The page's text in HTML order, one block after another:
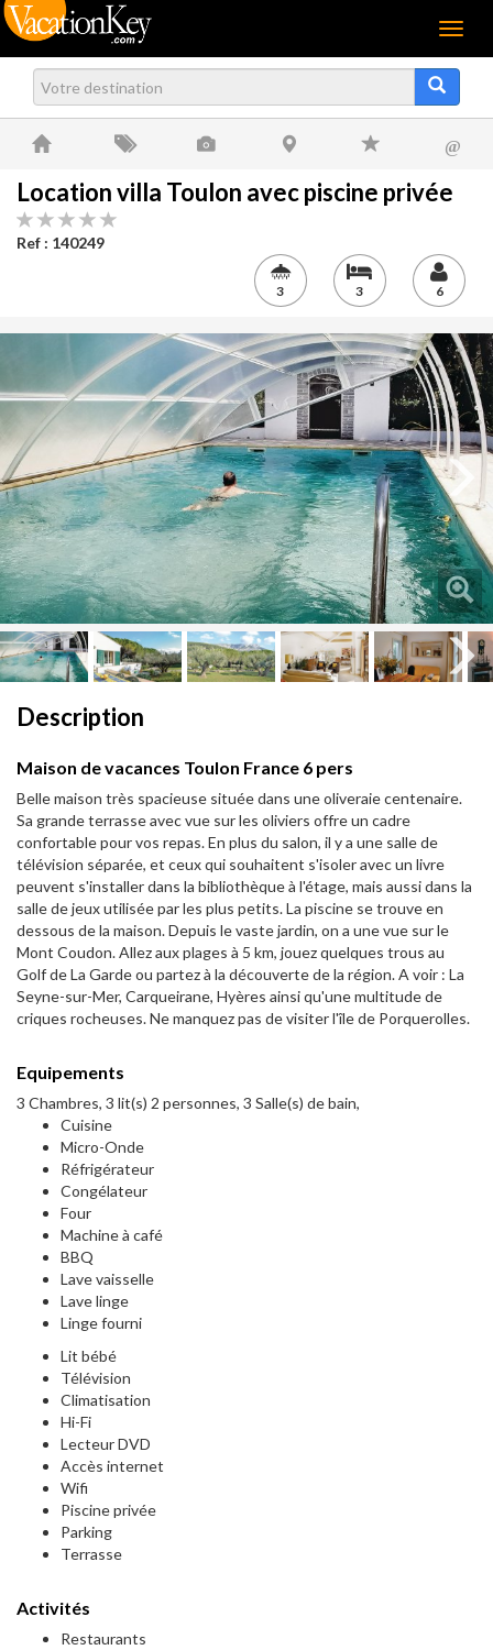
Menu
@
Location villa Toulon avec piscine privée
Ref : 140249
3 3 6
Next
Description
Maison de vacances Toulon France 6 pers
Belle maison très spacieuse située dans une oliveraie centenaire.
Sa grande terrasse avec vue sur les oliviers offre un cadre
confortable pour vos repas. En plus du salon, il y a une salle de
télévision séparée, et ceux qui souhaitent s'isoler avec un livre
peuvent s'installer dans la bibliothèque à l'étage, mais aussi dans la
salle de jeux utilisée par les plus petits. La piscine se trouve en
dessous de la maison. Depuis le vaste jardin, on a une vue sur le
Mont Coudon. Allez aux plages à 5 km, jouez quelques trous au
Golf de La Garde ou partez à la découverte de la région. A voir : La
Seyne-sur-Mer, Carqueirane, Hyères ainsi qu'une multitude de
criques rocheuses. Ne manquez pas de visiter l'île de Porquerolles.
Equipements
3 Chambres, 3 lit(s) 2 personnes, 3 Salle(s) de bain,
Cuisine
Micro-Onde
Réfrigérateur
Congélateur
Four
Machine à café
BBQ
Lave vaisselle
Lave linge
Linge fourni
Lit bébé
Télévision
Climatisation
Hi-Fi
Lecteur DVD
Accès internet
Wifi
Piscine privée
Parking
Terrasse
Activités
Restaurants